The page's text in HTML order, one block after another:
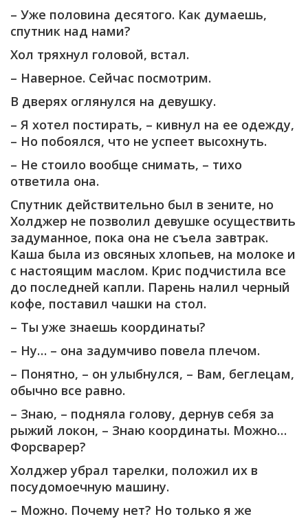
– Уже половина десятого. Как думаешь,
спутник над нами?
Хол тряхнул головой, встал.
– Наверное. Сейчас посмотрим.
В дверях оглянулся на девушку.
– Я хотел постирать, – кивнул на ее одежду,
– Но побоялся, что не успеет высохнуть.
– Не стоило вообще снимать, – тихо
ответила она.
Спутник действительно был в зените, но
Холджер не позволил девушке осуществить
задуманное, пока она не съела завтрак.
Каша была из овсяных хлопьев, на молоке и
с настоящим маслом. Крис подчистила все
до последней капли. Парень налил черный
кофе, поставил чашки на стол.
– Ты уже знаешь координаты?
– Ну… – она задумчиво повела плечом.
– Понятно, – он улыбнулся, – Вам, беглецам,
обычно все равно.
– Знаю, – подняла голову, дернув себя за
рыжий локон, – Знаю координаты. Можно…
Форсварер?
Холджер убрал тарелки, положил их в
посудомоечную машину.
– Можно. Почему нет? Но только я же